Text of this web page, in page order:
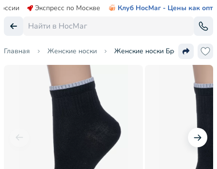
Экспресс по Москве Клуб НосМаг - Цены как опт
Главная Женские носки Женские носки Брестские (БЧК)